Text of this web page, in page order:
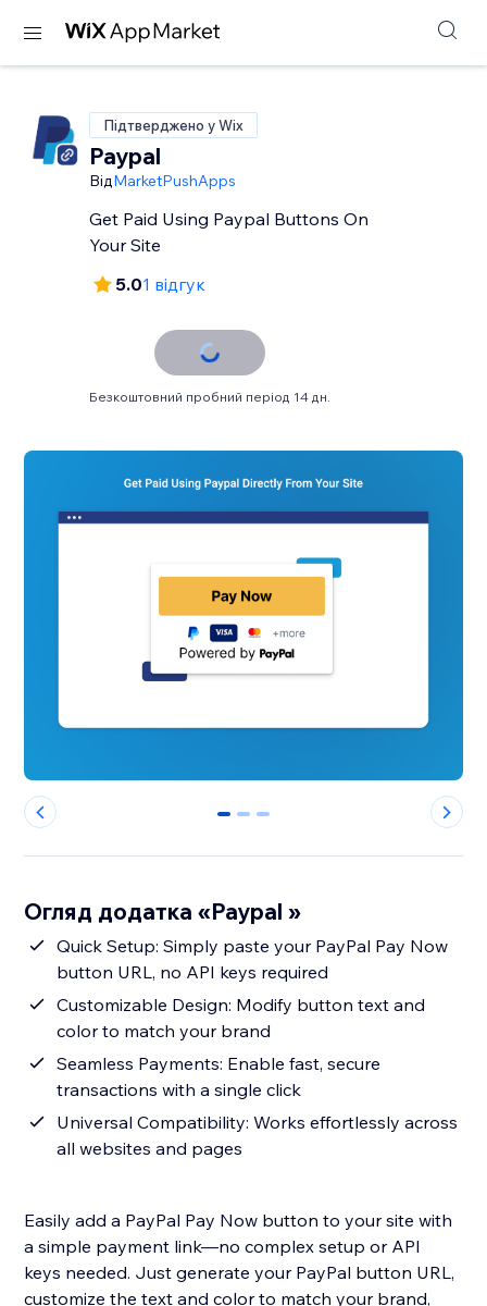
Підтверджено у Wix
Paypal
ВідMarketPushApps
Get Paid Using Paypal Buttons On
Your Site
5.01 відгук
Безкоштовний пробний період 14 дн.
0 1 2
Огляд додатка «Paypal »
Quick Setup: Simply paste your PayPal Pay Now
button URL, no API keys required
Customizable Design: Modify button text and
color to match your brand
Seamless Payments: Enable fast, secure
transactions with a single click
Universal Compatibility: Works effortlessly across
all websites and pages
Easily add a PayPal Pay Now button to your site with
a simple payment link—no complex setup or API
keys needed. Just generate your PayPal button URL,
customize the text and color to match your brand,